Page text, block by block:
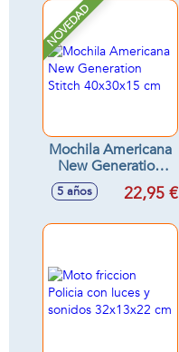
NOVEDAD
Mochila Americana
New Generation
Stitch 40x30x15 cm
5 años 22,95 €